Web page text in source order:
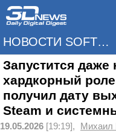
НОВОСТИ SOFTWARE
Запустится даже
хардкорный
получил дату
Steam и
19.05.2026 [19:19], Михаил